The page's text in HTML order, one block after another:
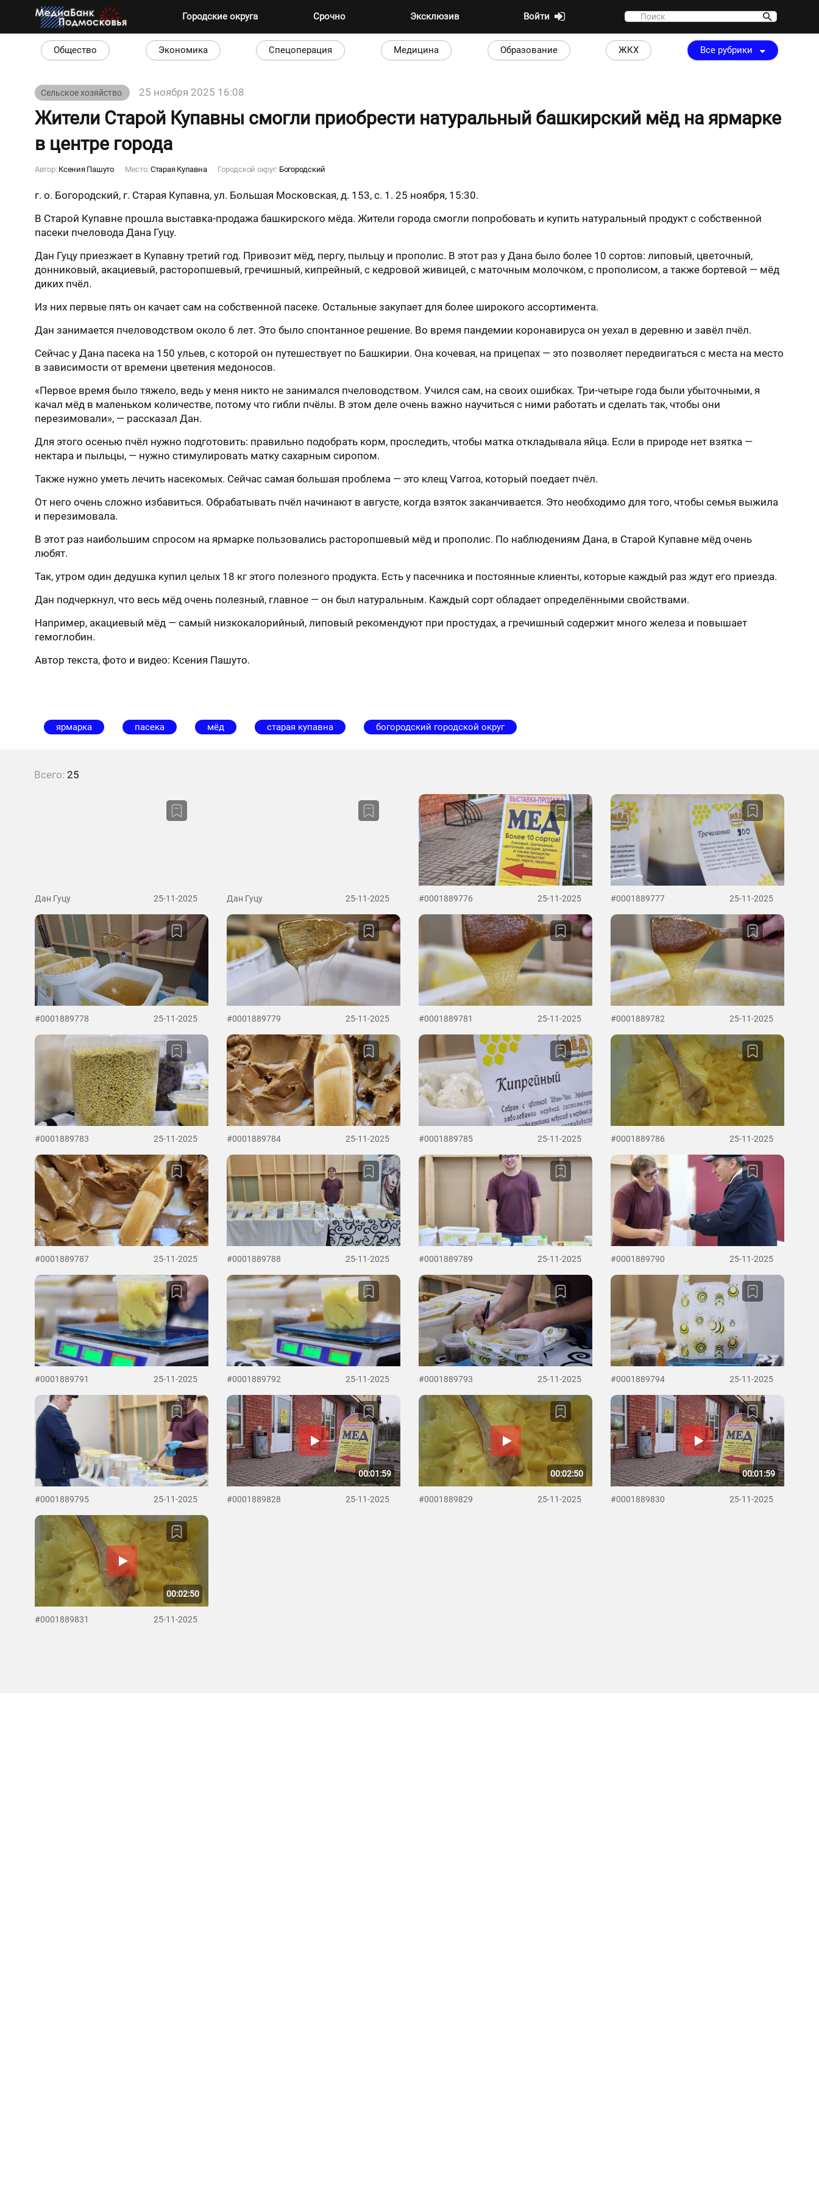
Городские округа Срочно Эксклюзив Войти
Общество Экономика Спецоперация Медицина Образование ЖКХ Все рубрики
Сельское хозяйство 25 ноября 2025 16:08
Жители Старой Купавны смогли приобрести натуральный башкирский мёд на ярмарке
в центре города
Автор: Ксения Пашуто Место: Старая Купавна Городской округ: Богородский
г. о. Богородский, г. Старая Купавна, ул. Большая Московская, д. 153, с. 1. 25 ноября, 15:30.
В Старой Купавне прошла выставка-продажа башкирского мёда. Жители города смогли попробовать и купить натуральный продукт с собственной
пасеки пчеловода Дана Гуцу.
Дан Гуцу приезжает в Купавну третий год. Привозит мёд, пергу, пыльцу и прополис. В этот раз у Дана было более 10 сортов: липовый, цветочный,
донниковый, акациевый, расторопшевый, гречишный, кипрейный, с кедровой живицей, с маточным молочком, с прополисом, а также бортевой — мёд
диких пчёл.
Из них первые пять он качает сам на собственной пасеке. Остальные закупает для более широкого ассортимента.
Дан занимается пчеловодством около 6 лет. Это было спонтанное решение. Во время пандемии коронавируса он уехал в деревню и завёл пчёл.
Сейчас у Дана пасека на 150 ульев, с которой он путешествует по Башкирии. Она кочевая, на прицепах — это позволяет передвигаться с места на место
в зависимости от времени цветения медоносов.
«Первое время было тяжело, ведь у меня никто не занимался пчеловодством. Учился сам, на своих ошибках. Три-четыре года были убыточными, я
качал мёд в маленьком количестве, потому что гибли пчёлы. В этом деле очень важно научиться с ними работать и сделать так, чтобы они
перезимовали», — рассказал Дан.
Для этого осенью пчёл нужно подготовить: правильно подобрать корм, проследить, чтобы матка откладывала яйца. Если в природе нет взятка —
нектара и пыльцы, — нужно стимулировать матку сахарным сиропом.
Также нужно уметь лечить насекомых. Сейчас самая большая проблема — это клещ Varroa, который поедает пчёл.
От него очень сложно избавиться. Обрабатывать пчёл начинают в августе, когда взяток заканчивается. Это необходимо для того, чтобы семья выжила
и перезимовала.
В этот раз наибольшим спросом на ярмарке пользовались расторопшевый мёд и прополис. По наблюдениям Дана, в Старой Купавне мёд очень
любят.
Так, утром один дедушка купил целых 18 кг этого полезного продукта. Есть у пасечника и постоянные клиенты, которые каждый раз ждут его приезда.
Дан подчеркнул, что весь мёд очень полезный, главное — он был натуральным. Каждый сорт обладает определёнными свойствами.
Например, акациевый мёд — самый низкокалорийный, липовый рекомендуют при простудах, а гречишный содержит много железа и повышает
гемоглобин.
Автор текста, фото и видео: Ксения Пашуто.
ярмарка пасека мёд старая купавна богородский городской округ
Всего: 25
Дан Гуцу 25-11-2025 Дан Гуцу 25-11-2025 #0001889776 25-11-2025 #0001889777 25-11-2025
#0001889778 25-11-2025 #0001889779 25-11-2025 #0001889781 25-11-2025 #0001889782 25-11-2025
#0001889783 25-11-2025 #0001889784 25-11-2025 #0001889785 25-11-2025 #0001889786 25-11-2025
#0001889787 25-11-2025 #0001889788 25-11-2025 #0001889789 25-11-2025 #0001889790 25-11-2025
#0001889791 25-11-2025 #0001889792 25-11-2025 #0001889793 25-11-2025 #0001889794 25-11-2025
#0001889795 25-11-2025
00:01:59
#0001889828 25-11-2025
00:02:50
#0001889829 25-11-2025
00:01:59
#0001889830 25-11-2025
00:02:50
#0001889831 25-11-2025